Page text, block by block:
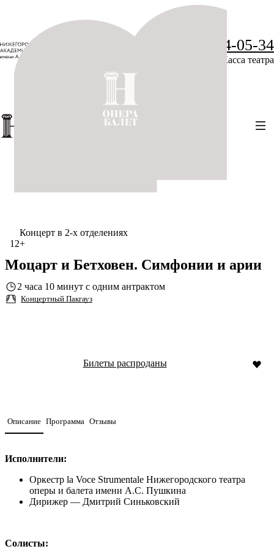
+7 (831) 234-05-34
Касса театра
Концерт в 2-х отделениях
12+
Моцарт и Бетховен. Симфонии и арии
2 часа 10 минут с одним антрактом
Концертный Пакгауз
Билеты распроданы
Описание Программа Отзывы
Исполнители:
Оркестр la Voce Strumentale Нижегородского театра
оперы и балета имени А.С. Пушкина
Дирижер — Дмитрий Синьковский
Солисты: